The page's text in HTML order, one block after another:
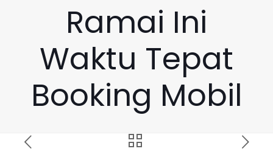
Ramai Ini
Waktu Tepat
Booking Mobil